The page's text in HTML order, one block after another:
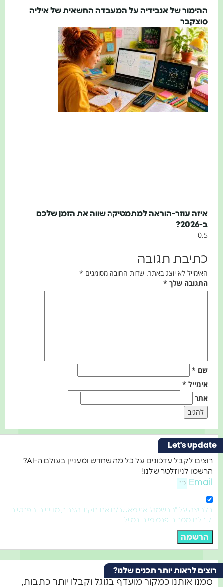
ההימור של אנבידיה על המעבדה החשאית של איליה
סוצקבר
איזה עוזר-הוראה למתמטיקה שווה את הזמן שלכם
ב-2026?
כתיבת תגובה
האימייל לא יוצג באתר. שדות החובה מסומנים *
התגובה שלך *
שם *
אימייל *
אתר
Let's update
רוצים לקבל עדכונים על כל מה שחדש ומעניין בעולם ה-AI?
הרשמו לניוזלטר שלנו!
Email
בלחיצה על "הרשמה" אני מאשר/ת את תקנון האתר, מדיניות הפרטיות
וקבלת מסרים פרסומיים במייל
הרשמה
רוצים לראות יותר תכנים שלנו?
סמנו אותנו כמקור מועדף בגוגל וקבלו יותר כתבות,